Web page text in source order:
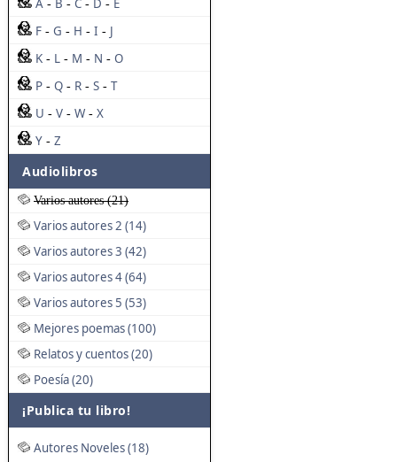
A - B - C - D - E
F - G - H - I - J
K - L - M - N - O
P - Q - R - S - T
U - V - W - X
Y - Z
Audiolibros
Varios autores (21)
Varios autores 2 (14)
Varios autores 3 (42)
Varios autores 4 (64)
Varios autores 5 (53)
Mejores poemas (100)
Relatos y cuentos (20)
Poesía (20)
¡Publica tu libro!
Autores Noveles (18)